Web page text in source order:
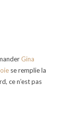
Gina
se remplie la
ce n’est pas